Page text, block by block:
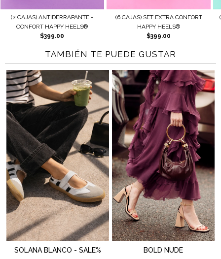
(6 CAJAS) SET EXTRA CONFORT
HAPPY HEELS®
$399.00
(2 CAJAS) AJUSTE + PROTECCIÓN
HAPPY HEELS®
$179.00
TAMBIÉN TE PUEDE GUSTAR
SOLANA BLANCO - SALE%
BOLD NUDE